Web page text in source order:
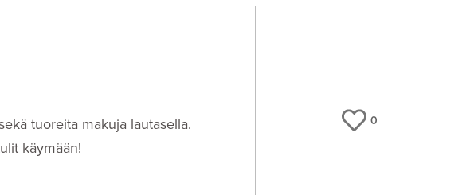
tuoreita makuja lautasella.
käymään!
0